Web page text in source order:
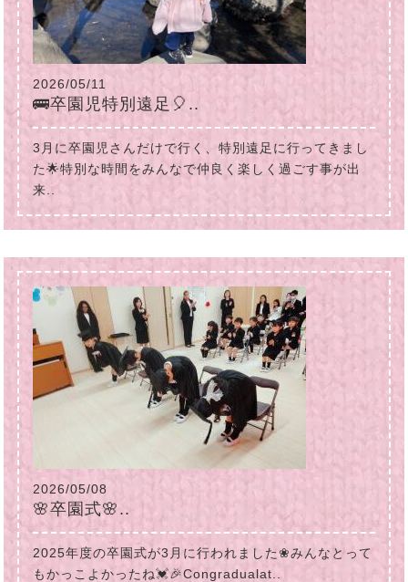
2026/05/11
🚌卒園児特別遠足🎈..
3月に卒園児さんだけで行く、特別遠足に行ってきまし
た🌟特別な時間をみんなで仲良く楽しく過ごす事が出
来..
2026/05/08
🌸卒園式🌸..
2025年度の卒園式が3月に行われました❀みんなとって
もかっこよかったね💓🎉Congradualat..